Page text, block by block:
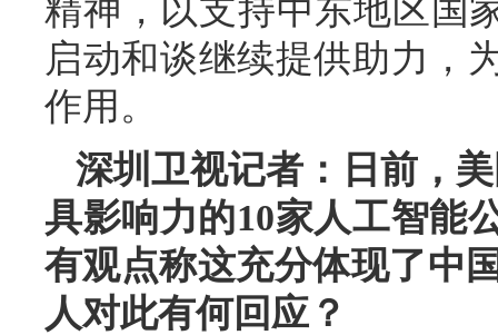
精神，以支持中东地区国
启动和谈继续提供助力，
作用。
深圳卫视记者：日前，
具影响力的10家人工智能
有观点称这充分体现了中
人对此有何回应？